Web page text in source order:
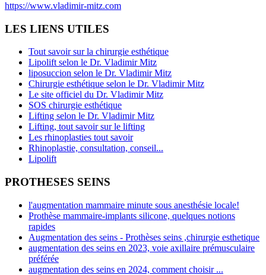
https://www.vladimir-mitz.com
LES LIENS UTILES
Tout savoir sur la chirurgie esthétique
Lipolift selon le Dr. Vladimir Mitz
liposuccion selon le Dr. Vladimir Mitz
Chirurgie esthétique selon le Dr. Vladimir Mitz
Le site officiel du Dr. Vladimir Mitz
SOS chirurgie esthétique
Lifting selon le Dr. Vladimir Mitz
Lifting, tout savoir sur le lifting
Les rhinoplasties tout savoir
Rhinoplastie, consultation, conseil...
Lipolift
PROTHESES SEINS
l'augmentation mammaire minute sous anesthésie locale!
Prothèse mammaire-implants silicone, quelques notions
rapides
Augmentation des seins - Prothèses seins ,chirurgie esthetique
augmentation des seins en 2023, voie axillaire prémusculaire
préférée
augmentation des seins en 2024, comment choisir ...